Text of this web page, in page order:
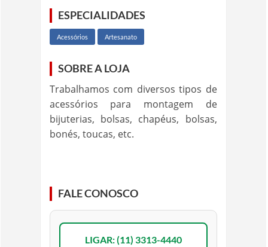
ESPECIALIDADES
Acessórios Artesanato
SOBRE A LOJA
Trabalhamos com diversos tipos de
acessórios para montagem de
bijuterias, bolsas, chapéus, bolsas,
bonés, toucas, etc.
FALE CONOSCO
LIGAR: (11) 3313-4440